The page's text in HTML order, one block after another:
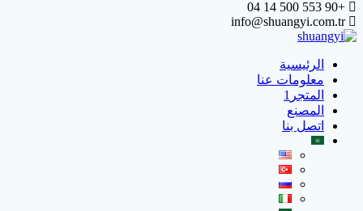
+90 553 500 14 04
info@shuangyi.com.tr
الرئيسية
معلومات عنا
المتجر1
المصنع
اتصل بنا